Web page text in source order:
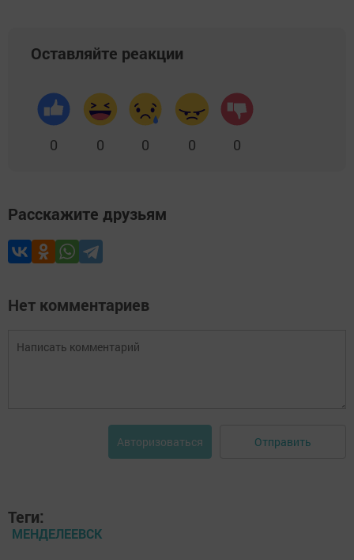
Оставляйте реакции
0 0 0 0 0
Расскажите друзьям
Нет комментариев
Авторизоваться Отправить
Теги:
МЕНДЕЛЕЕВСК